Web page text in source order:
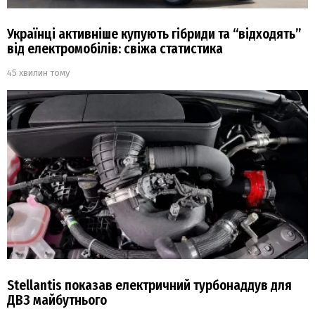
Українці активніше купують гібриди та “відходять”
від електромобілів: свіжа статистика
45 хвилин тому
Stellantis показав електричний турбонаддув для
ДВЗ майбутнього